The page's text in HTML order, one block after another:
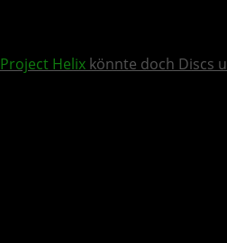
Project Helix könnte doch Discs